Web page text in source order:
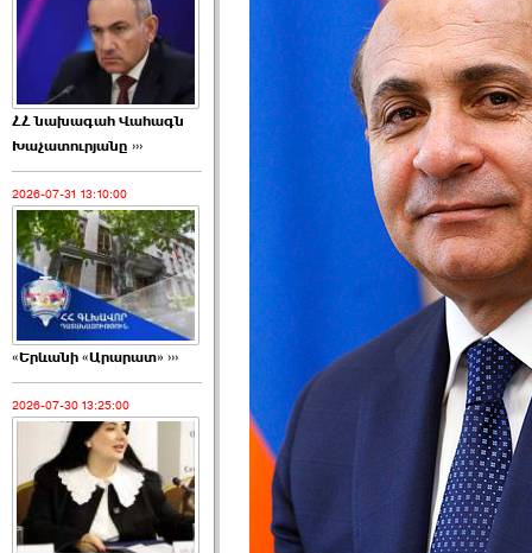
ՀՀ նախագահ Վահագն
Խաչատուրյանը ›››
2026-07-31 13:10:00
«Երևանի «Արարատ» ›››
2026-07-30 13:25:00